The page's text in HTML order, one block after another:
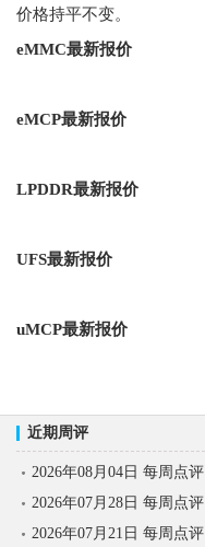
价格持平不变。
eMMC最新报价
eMCP最新报价
LPDDR最新报价
UFS最新报价
uMCP最新报价
近期周评
2026年08月04日 每周点评
2026年07月28日 每周点评
2026年07月21日 每周点评